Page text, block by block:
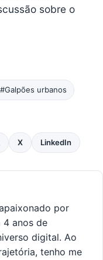
sobre o
urbanos
X LinkedIn
por
anos de
digital. Ao
tenho me